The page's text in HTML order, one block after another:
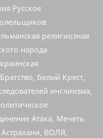
Русское
религиозная
народа
Белый Крест,
инглиизма,
Атака, Мечеть
ВОЛЯ,